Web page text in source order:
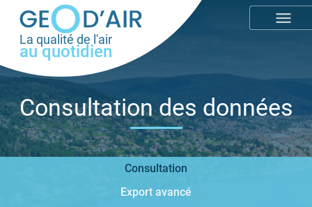
contenu
principal
menu
La qualité de l'air
au quotidien
Consultation des données
Donnees
Links
Consultation
Export avancé